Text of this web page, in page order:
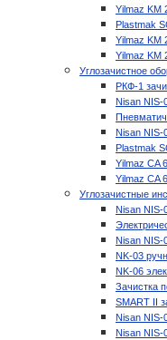
Yilmaz KM
Plastmak
Yilmaz KM
Yilmaz KM
Углозачистное
РКФ-1
Nisan NIS-
Nisan NIS-
Plastmak
Yilmaz CA
Yilmaz CA
Углозачистные
Nisan NIS-
Nisan NIS-
NK-03
NK-06
Зачистка
SMART II
Nisan NIS-
Nisan NIS-